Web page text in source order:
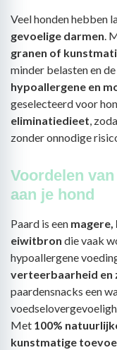
Veel honden hebben
gevoelige darmen.
granen of
minder belasten en
hypoallergene en
geselecteerd voor
eliminatiedieet,
zonder onnodige
Voordelen
aan je hond
Paard is een
eiwitbron die vaak
hypoallergene
verteerbaarheid en
paardensnacks een
Met 100%
kunstmatige